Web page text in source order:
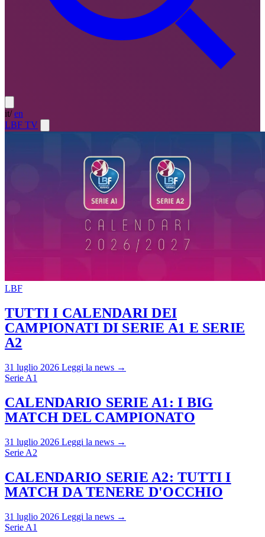
it/ en
LBF TV
LBF
TUTTI I CALENDARI DEI
CAMPIONATI DI SERIE A1 E SERIE
A2
31 luglio 2026 Leggi la news →
Serie A1
CALENDARIO SERIE A1: I BIG
MATCH DEL CAMPIONATO
31 luglio 2026 Leggi la news →
Serie A2
CALENDARIO SERIE A2: TUTTI I
MATCH DA TENERE D'OCCHIO
31 luglio 2026 Leggi la news →
Serie A1